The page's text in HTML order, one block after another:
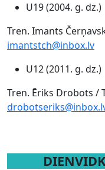
U19 (2004. g. dz.)
Tren. Imants
imantstch@inbox.lv
U12 (2011. g. dz.)
Tren. Ēriks Drobots /